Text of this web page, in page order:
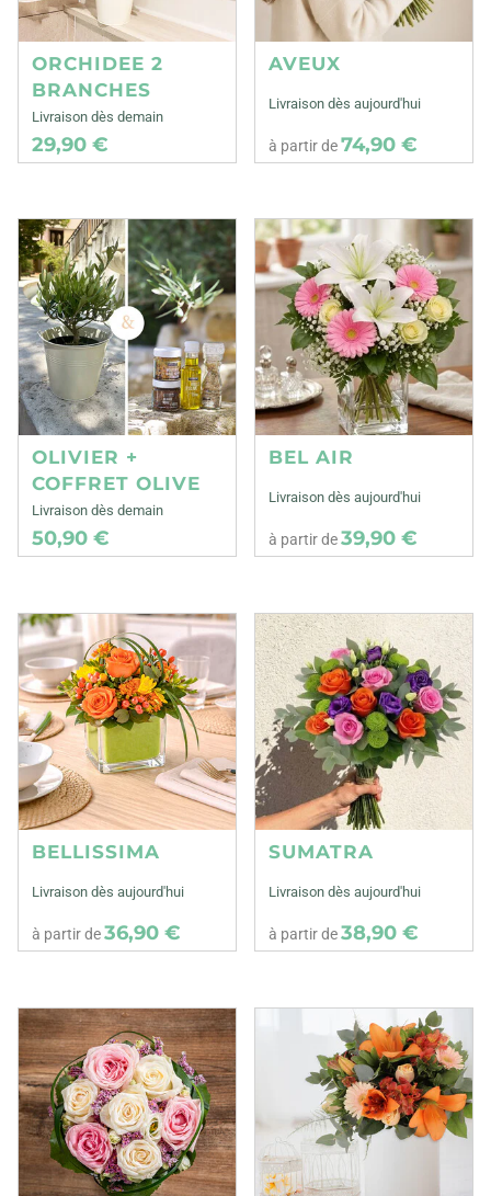
ORCHIDEE 2
BRANCHES
Livraison dès demain
29,90 €
AVEUX
Livraison dès aujourd'hui
à partir de74,90 €
OLIVIER +
COFFRET OLIVE
Livraison dès demain
50,90 €
BEL AIR
Livraison dès aujourd'hui
à partir de39,90 €
BELLISSIMA
Livraison dès aujourd'hui
à partir de36,90 €
SUMATRA
Livraison dès aujourd'hui
à partir de38,90 €